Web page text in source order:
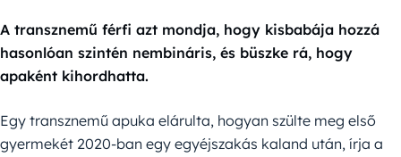
A transznemű férfi azt mondja, hogy kisbabája hozzá
hasonlóan szintén nembináris, és büszke rá, hogy
apaként kihordhatta.
Egy transznemű apuka elárulta, hogyan szülte meg első
gyermekét 2020-ban egy egyéjszakás kaland után, írja a